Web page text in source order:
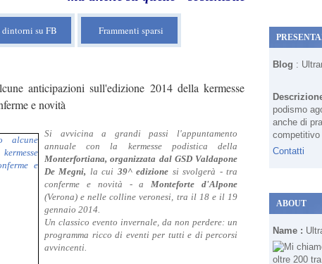
dintorni su FB Frammenti sparsi
anticipazioni sull'edizione 2014 della kermesse
e novità
Si avvicina a grandi passi l'appuntamento
annuale con la kermesse podistica della
Monterfortiana, organizzata dal GSD Valdapone
De Megni, la cui 39^ edizione si svolgerà - tra
conferme e novità - aMonteforte d'Alpone
(Verona) e nelle colline veronesi, tra il 18 e il 19
gennaio 2014.
Un classico evento invernale, da non perdere: un
programma ricco di eventi per tutti e di percorsi
avvincenti.
Blog :
podismo
anche di
competitivo
Contatti
ABOUT
Name :